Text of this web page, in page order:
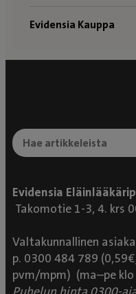
Evidensia Kauppa
Evidensia
Takomotie 1-3, 4. krs
Valtakunnallinen
p. 0300 484 789
pvm/mpm) (ma–pe